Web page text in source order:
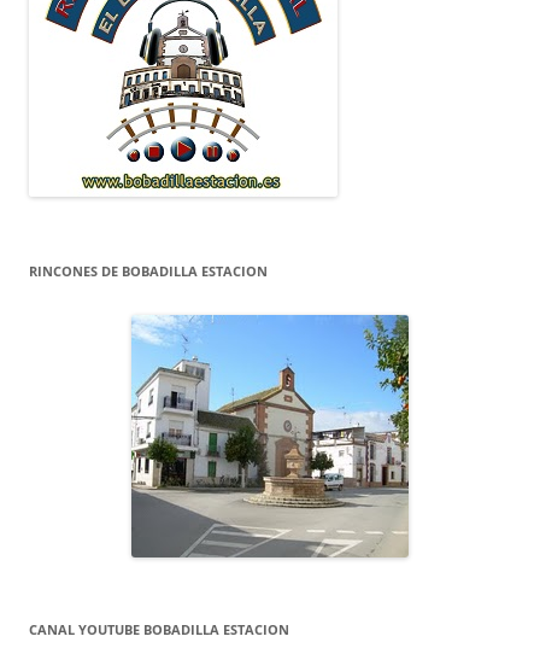
RINCONES DE BOBADILLA ESTACION
CANAL YOUTUBE BOBADILLA ESTACION